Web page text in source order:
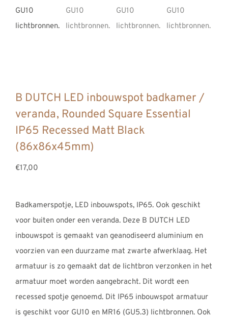
B DUTCH LED inbouwspot badkamer /
veranda, Rounded Square Essential
IP65 Recessed Matt Black
(86x86x45mm)
€17,00
Badkamerspotje, LED inbouwspots, IP65. Ook geschikt
voor buiten onder een veranda. Deze B DUTCH LED
inbouwspot is gemaakt van geanodiseerd aluminium en
voorzien van een duurzame mat zwarte afwerklaag. Het
armatuur is zo gemaakt dat de lichtbron verzonken in het
armatuur moet worden aangebracht. Dit wordt een
recessed spotje genoemd. Dit IP65 inbouwspot armatuur
is geschikt voor GU10 en MR16 (GU5.3) lichtbronnen. Ook